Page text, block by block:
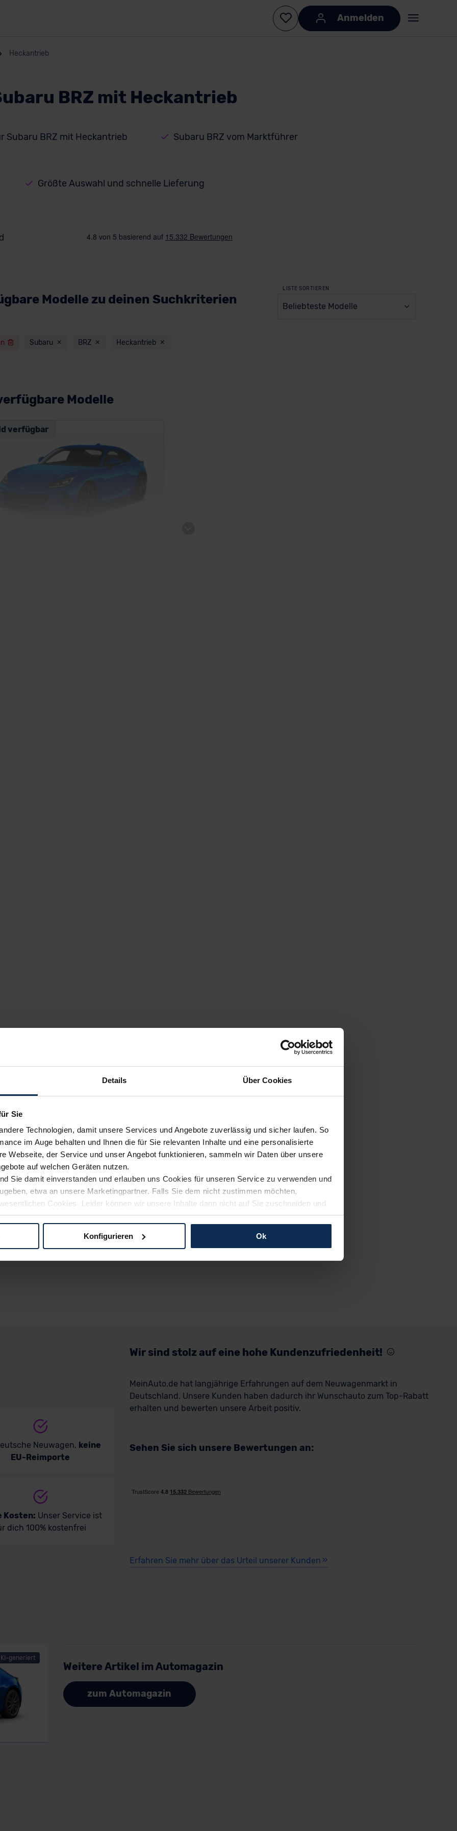
Details Über Cookies
Sie
Technologien, damit unsere Services und Angebote zuverlässig und sicher laufen. So
im Auge behalten und Ihnen die für Sie relevanten Inhalte und eine personalisierte
Webseite, der Service und unser Angebot funktionieren, sammeln wir Daten über unsere
auf welchen Geräten nutzen.
Sie damit einverstanden und erlauben uns Cookies für unseren Service zu verwenden und
etwa an unsere Marketingpartner. Falls Sie dem nicht zustimmen möchten,
Cookies. Leider können wir unsere Inhalte dann nicht auf Sie zuschneiden und
Weg zu Ihrem Neuwagen unterstützen. Sie können die Einstellungen jederzeit anpassen
Sie hierzu Ihre Einwilligung freiwillig erteilen. Nähere Informationen zu den bestehenden
Konfigurieren Ok
Anmelden
Heckantrieb
BRZ mit Heckantrieb
Subaru BRZ mit Heckantrieb Subaru BRZ vom Marktführer
Größte Auswahl und schnelle Lieferung
Modelle zu deinen Suchkriterien
LISTE SORTIEREN
Beliebteste Modelle
Subaru BRZ Heckantrieb
Modelle
verfügbar
Neuwagen, keine
EU-Reimporte
Kosten: Unser Service ist
dich 100% kostenfrei
Wir sind stolz auf eine hohe Kundenzufriedenheit!
MeinAuto.de hat langjährige Erfahrungen auf dem Neuwagenmarkt in
Deutschland. Unsere Kunden haben dadurch ihr Wunschauto zum Top-Rabatt
erhalten und bewerten unsere Arbeit positiv.
Sehen Sie sich unsere Bewertungen an:
Erfahren Sie mehr über das Urteil unserer Kunden
KI-generiert
Weitere Artikel im Automagazin
zum Automagazin